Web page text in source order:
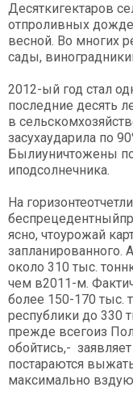
Десяткигектаров
отпроливных
весной. Во многих
сады,
2012-ый год стал
последние десять
в
засухаударила по
Былиуничтожены
иподсолнечника.
На
ясно, чтоурожай
запланированного.
около 310 тыс.
чем в2011-м.
более 150-170 тыс.
республики до 330
прежде всегоиз
обойтись,-
постараются
максимально